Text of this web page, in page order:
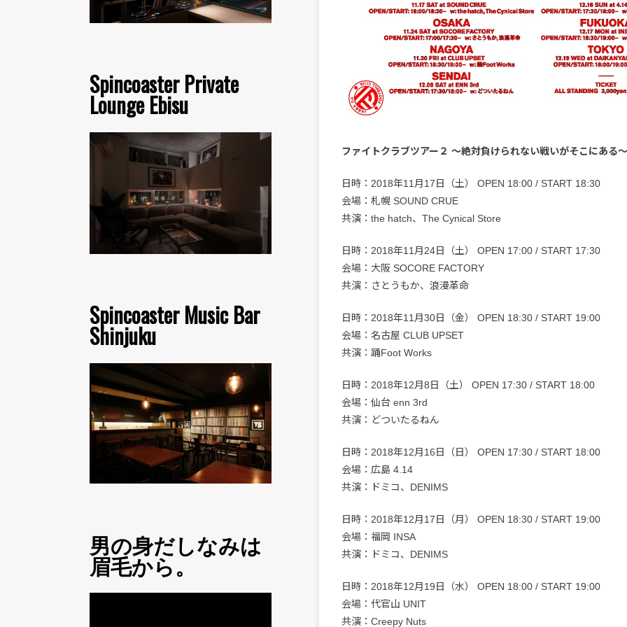
Spincoaster Private
Lounge Ebisu
Spincoaster Music Bar
Shinjuku
男の身だしなみは
眉毛から。
ファイトクラブツアー２ ～絶対負けられない戦いがそこにある～
日時：2018年11月17日（土） OPEN 18:00 / START 18:30
会場：札幌 SOUND CRUE
共演：the hatch、The Cynical Store
日時：2018年11月24日（土） OPEN 17:00 / START 17:30
会場：大阪 SOCORE FACTORY
共演：さとうもか、浪漫革命
日時：2018年11月30日（金） OPEN 18:30 / START 19:00
会場：名古屋 CLUB UPSET
共演：踊Foot Works
日時：2018年12月8日（土） OPEN 17:30 / START 18:00
会場：仙台 enn 3rd
共演：どついたるねん
日時：2018年12月16日（日） OPEN 17:30 / START 18:00
会場：広島 4.14
共演：ドミコ、DENIMS
日時：2018年12月17日（月） OPEN 18:30 / START 19:00
会場：福岡 INSA
共演：ドミコ、DENIMS
日時：2018年12月19日（水） OPEN 18:00 / START 19:00
会場：代官山 UNIT
共演：Creepy Nuts